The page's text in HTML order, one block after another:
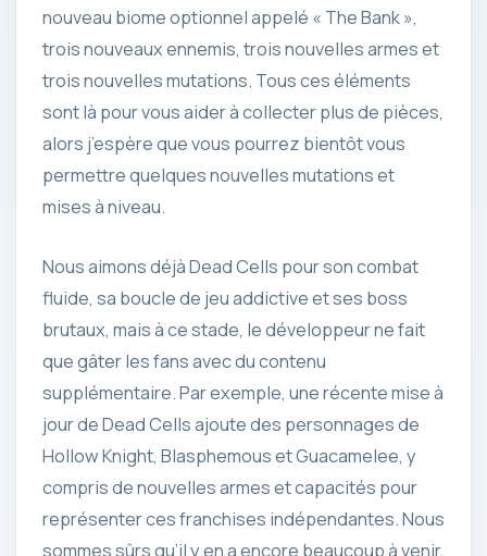
nouveau biome optionnel appelé « The Bank »,
trois nouveaux ennemis, trois nouvelles armes et
trois nouvelles mutations. Tous ces éléments
sont là pour vous aider à collecter plus de pièces,
alors j’espère que vous pourrez bientôt vous
permettre quelques nouvelles mutations et
mises à niveau.
Nous aimons déjà Dead Cells pour son combat
fluide, sa boucle de jeu addictive et ses boss
brutaux, mais à ce stade, le développeur ne fait
que gâter les fans avec du contenu
supplémentaire. Par exemple, une récente mise à
jour de Dead Cells ajoute des personnages de
Hollow Knight, Blasphemous et Guacamelee, y
compris de nouvelles armes et capacités pour
représenter ces franchises indépendantes. Nous
sommes sûrs qu’il y en a encore beaucoup à venir.